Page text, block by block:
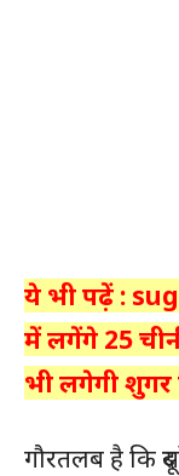
ये भी पढ़ें :
में लगेंगे 25
भी लगेगी शुगर
गौरतलब है कि